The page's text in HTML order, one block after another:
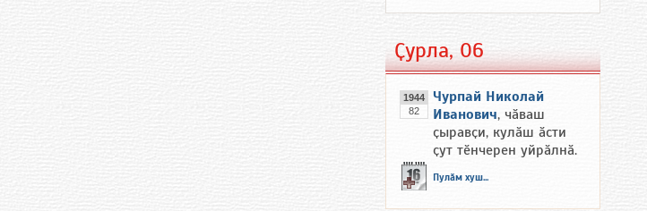
Ҫурла, 06
1944
82
Чурпай Николай
Иванович, чӑваш
ҫыравҫи, кулӑш ӑсти
ҫут тӗнчерен уйрӑлнӑ.
Пулӑм хуш...